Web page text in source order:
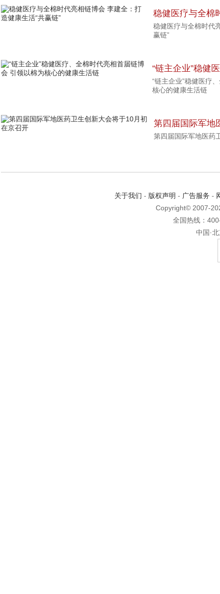
稳健医疗与全棉
健康生活“共赢链
稳健医疗与全棉时代
赢链”
“链主企业”稳健
引领以棉为核心
“链主企业”稳健医疗
核心的健康生活链
第四届国际军地
在京召开
第四届国际军地医药
关于我们 - 版权声明 - 广告服务 -
Copyright© 2007-
全国热线：
中国·